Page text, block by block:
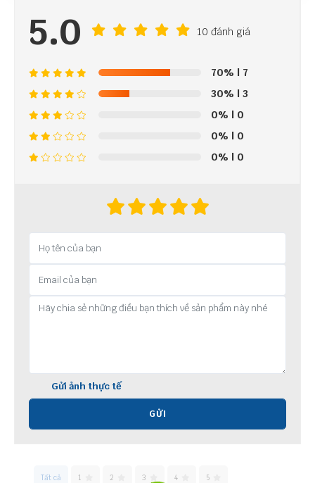
5.0 10 đánh giá
70% | 7
30% | 3
0% | 0
0% | 0
0% | 0
Gửi ảnh thực tế
GỬI
Tất cả 1 2 3 4 5